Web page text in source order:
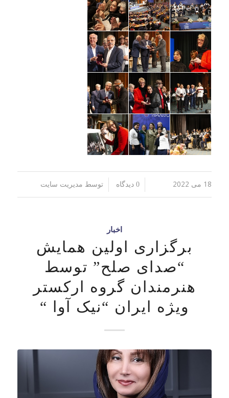
18 می 2022 / 0 دیدگاه توسط مدیریت سایت
اخبار
برگزاری اولین همایش
“صدای صلح” توسط
هنرمندان گروه ارکستر
ویژه ایران “نیک آوا “